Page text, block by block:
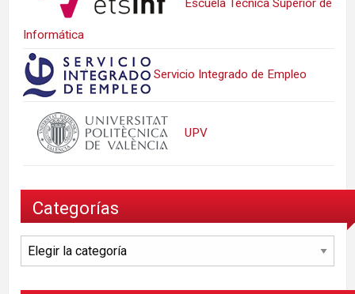
Informática
Servicio Integrado de Empleo
UPV
Categorías
Categorías